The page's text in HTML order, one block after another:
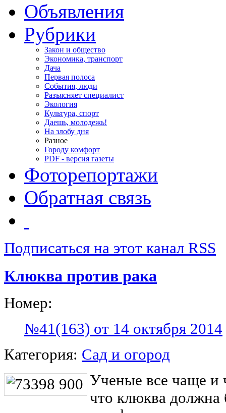
Объявления
Рубрики
Закон и общество
Экономика, транспорт
Дача
Первая полоса
События, люди
Разъясняет специалист
Экология
Культура, спорт
Даешь, молодежь!
На злобу дня
Разное
Городу комфорт
PDF - версия газеты
Фоторепортажи
Обратная связь
Подписаться на этот канал RSS
Клюква против рака
Номер:
№41(163) от 14 октября 2014
Категория: Сад и огород
Ученые все чаще и
что клюква должна